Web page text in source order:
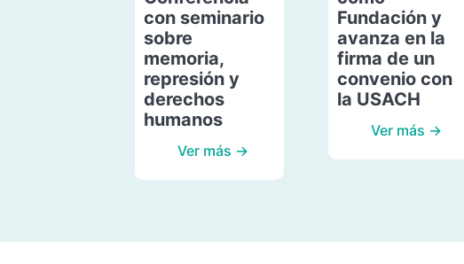
con seminario
sobre
memoria,
represión y
derechos
humanos
Ver más →
Fundación y
avanza en la
firma de un
convenio con
la USACH
Ver más →